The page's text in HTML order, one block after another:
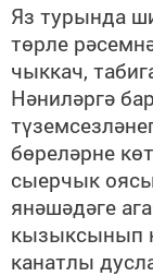
Яз турында
төрле
чыккач,
Нәниләргә
бөреләрне
сыерчык
янәшәдәге
кызыксынып
канатлы